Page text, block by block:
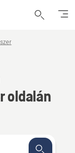
oldalán